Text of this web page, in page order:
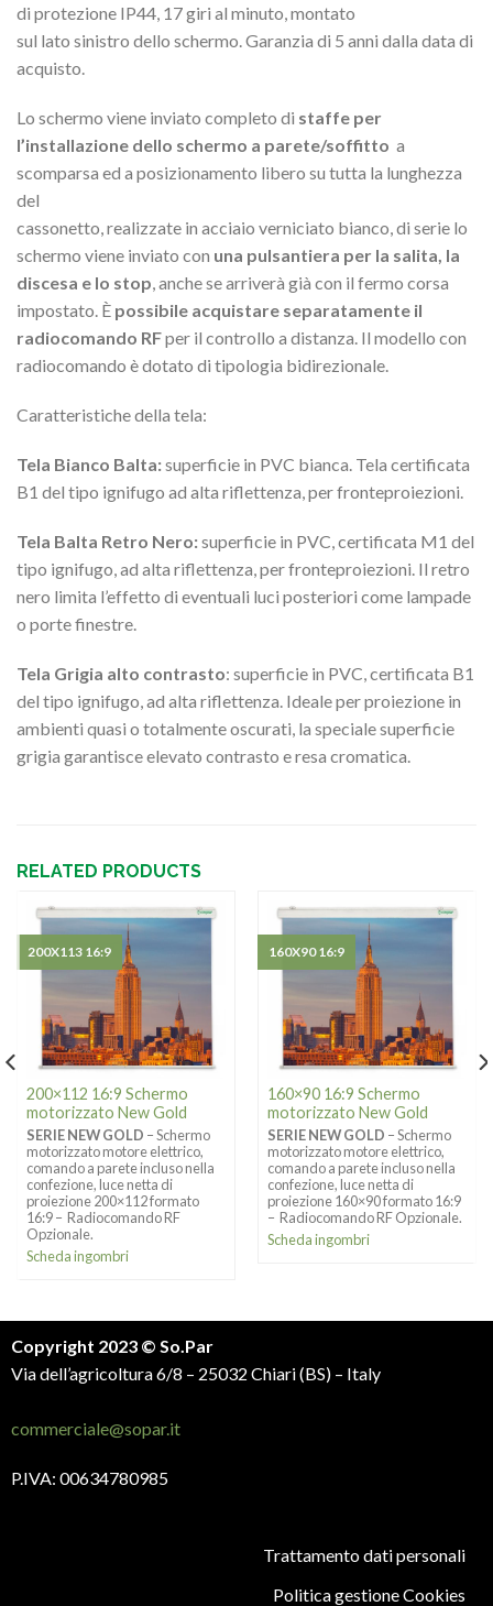
di protezione IP44, 17 giri al minuto, montato
sul lato sinistro dello schermo. Garanzia di 5 anni dalla data di
acquisto.
Lo schermo viene inviato completo di staffe per
l’installazione dello schermo a parete/soffitto a
scomparsa ed a posizionamento libero su tutta la lunghezza
del
cassonetto, realizzate in acciaio verniciato bianco, di serie lo
schermo viene inviato con una pulsantiera per la salita, la
discesa e lo stop , anche se arriverà già con il fermo corsa
impostato. È possibile acquistare separatamente il
radiocomando RFper il controllo a distanza. Il modello con
radiocomando è dotato di tipologia bidirezionale.
Caratteristiche della tela:
Tela Bianco Balta:superficie in PVC bianca. Tela certificata
B1 del tipo ignifugo ad alta riflettenza, per fronteproiezioni.
Tela Balta Retro Nero:superficie in PVC, certificata M1 del
tipo ignifugo, ad alta riflettenza, per fronteproiezioni. Il retro
nero limita l’effetto di eventuali luci posteriori come lampade
o porte finestre.
Tela Grigia alto contrasto: superficie in PVC, certificata B1
del tipo ignifugo, ad alta riflettenza. Ideale per proiezione in
ambienti quasi o totalmente oscurati, la speciale superficie
grigia garantisce elevato contrasto e resa cromatica.
RELATED PRODUCTS
200×112 16:9 Schermo
motorizzato New Gold
SERIE NEW GOLD – Schermo
motorizzato motore elettrico,
comando a parete incluso nella
confezione, luce netta di
proiezione 200×112 formato
16:9 – Radiocomando RF
Opzionale.
Scheda ingombri
200X113 16:9
160×90 16:9 Schermo
motorizzato New Gold
SERIE NEW GOLD – Schermo
motorizzato motore elettrico,
comando a parete incluso nella
confezione, luce netta di
proiezione 160×90 formato 16:9
– Radiocomando RF Opzionale.
Scheda ingombri
160X90 16:9
Copyright 2023 © So.Par
Via dell’agricoltura 6/8 – 25032 Chiari (BS) – Italy
commerciale@sopar.it
P.IVA: 00634780985
Trattamento dati personali
Politica gestione Cookies